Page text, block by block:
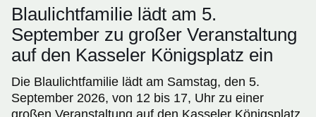
Blaulichtfamilie lädt am 5.
September zu großer Veranstaltung
auf den Kasseler Königsplatz ein
Die Blaulichtfamilie lädt am Samstag, den 5.
September 2026, von 12 bis 17, Uhr zu einer
großen Veranstaltung auf den Kasseler Königsplatz